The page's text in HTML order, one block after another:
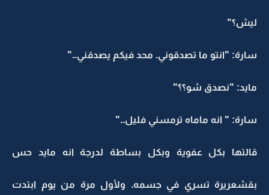
ليش؟"
سارة: "انتو ما تصدقوني. محد فيكم يصدقني.."
مايد: "نصدق شو؟؟"
سارة: " انه ماماه ترمسني فليل.."
قالتها بكل عفوية وبكل بساطة لدرجة انه مايد حس
بقشعريرة تسري في جسمه. ولأول مرة من يوم ابتدت